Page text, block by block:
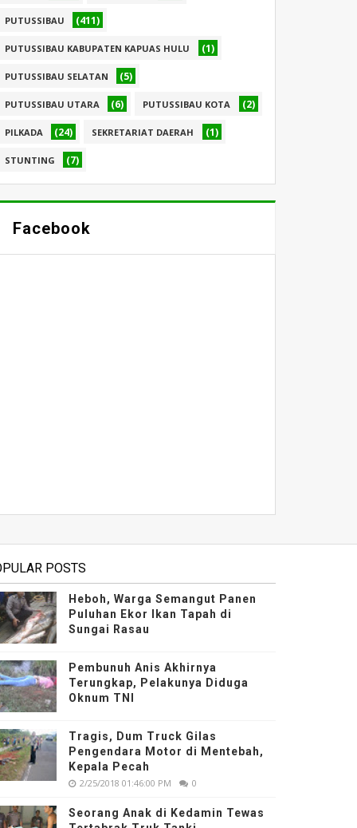
PUTUSSIBAU (411)
PUTUSSIBAU KABUPATEN KAPUAS HULU (1)
PUTUSSIBAU SELATAN (5)
PUTUSSIBAU UTARA (6) PUTUSSIBAU KOTA (2)
PILKADA (24) SEKRETARIAT DAERAH (1)
STUNTING (7)
Facebook
POSTS
Heboh, Warga Semangut Panen
Puluhan Ekor Ikan Tapah di
Sungai Rasau
Pembunuh Anis Akhirnya
Terungkap, Pelakunya Diduga
Oknum TNI
Tragis, Dum Truck Gilas
Pengendara Motor di Mentebah,
Kepala Pecah
2/25/2018 01:46:00 PM 0
Seorang Anak di Kedamin Tewas